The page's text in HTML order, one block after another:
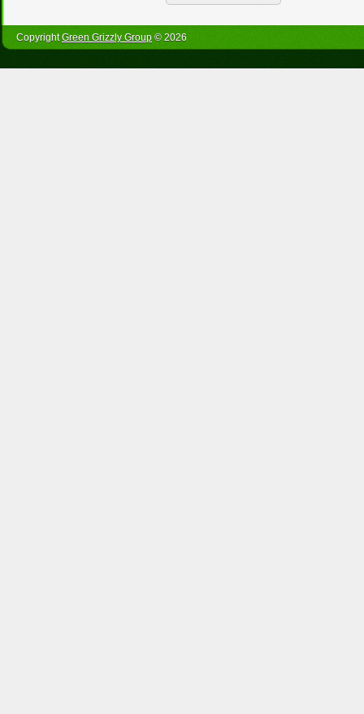
CopyrightGreen Grizzly Group © 2026